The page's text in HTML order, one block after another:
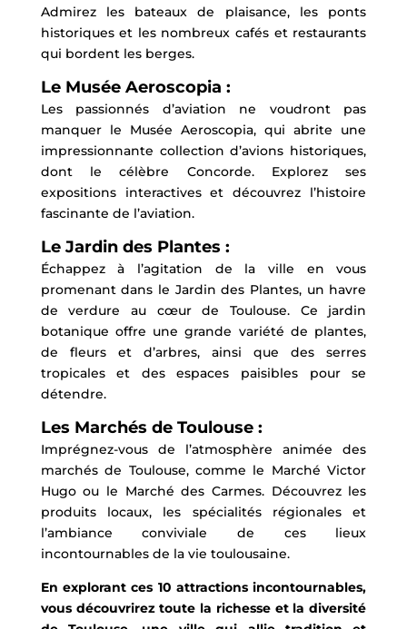
Admirez les bateaux de plaisance, les ponts
historiques et les nombreux cafés et restaurants
qui bordent les berges.
Le Musée Aeroscopia :
Les passionnés d’aviation ne voudront pas
manquer le Musée Aeroscopia, qui abrite une
impressionnante collection d’avions historiques,
dont le célèbre Concorde. Explorez ses
expositions interactives et découvrez l’histoire
fascinante de l’aviation.
Le Jardin des Plantes :
Échappez à l’agitation de la ville en vous
promenant dans le Jardin des Plantes, un havre
de verdure au cœur de Toulouse. Ce jardin
botanique offre une grande variété de plantes,
de fleurs et d’arbres, ainsi que des serres
tropicales et des espaces paisibles pour se
détendre.
Les Marchés de Toulouse :
Imprégnez-vous de l’atmosphère animée des
marchés de Toulouse, comme le Marché Victor
Hugo ou le Marché des Carmes. Découvrez les
produits locaux, les spécialités régionales et
l’ambiance conviviale de ces lieux
incontournables de la vie toulousaine.
En explorant ces 10 attractions incontournables,
vous découvrirez toute la richesse et la diversité